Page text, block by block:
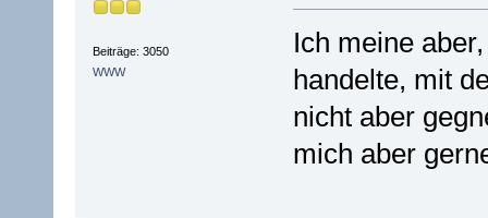
Beiträge: 3050
WWW
Ich meine
handelte, mit
nicht aber
mich aber